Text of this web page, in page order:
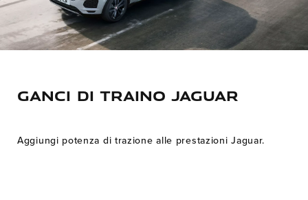
GANCI DI TRAINO JAGUAR
Aggiungi potenza di trazione alle prestazioni Jaguar.